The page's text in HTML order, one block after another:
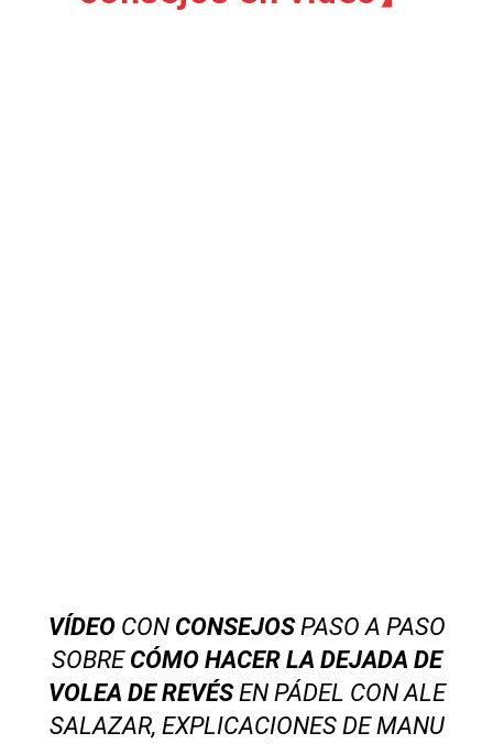
VÍDEOCON CONSEJOSPASO A PASO
SOBRE CÓMO HACER LA DEJADA DE
VOLEA DE REVÉSEN PÁDEL CON ALE
SALAZAR, EXPLICACIONES DE MANU